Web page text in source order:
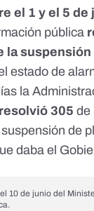
el 1 y el 5 de
pública
la suspensión
estado de
la
305 de
de
daba el
10 de junio del
.